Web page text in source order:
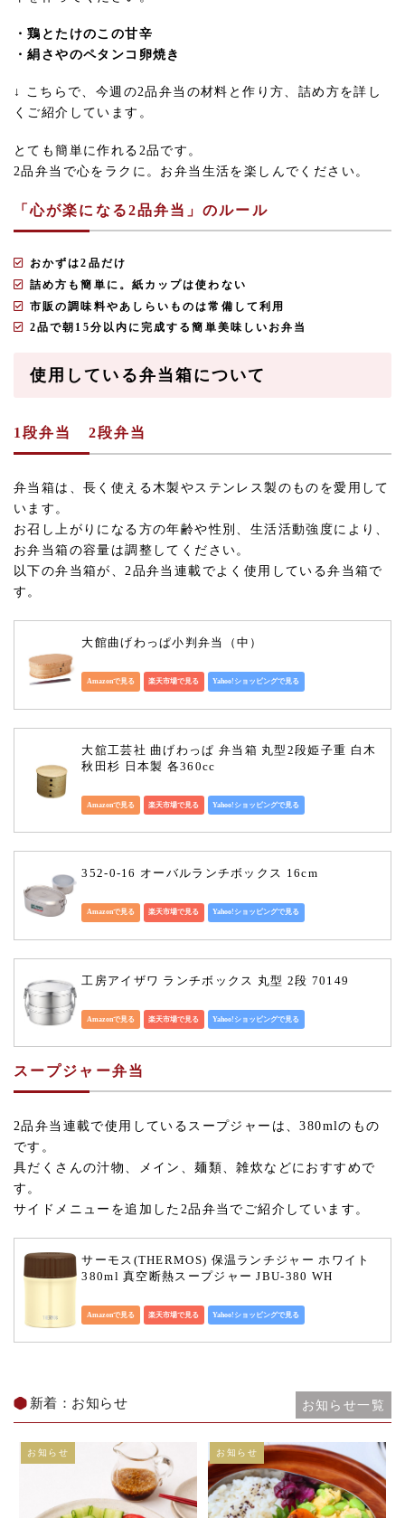
・鶏とたけのこの甘辛
・絹さやのペタンコ卵焼き
↓ こちらで、今週の2品弁当の材料と作り方、詰め方を詳し
くご紹介しています。
とても簡単に作れる2品です。
2品弁当で心をラクに。お弁当生活を楽しんでください。
「心が楽になる2品弁当」のルール
おかずは2品だけ
詰め方も簡単に。紙カップは使わない
市販の調味料やあしらいものは常備して利用
2品で朝15分以内に完成する簡単美味しいお弁当
使用している弁当箱について
1段弁当 2段弁当
弁当箱は、長く使える木製やステンレス製のものを愛用して
います。
お召し上がりになる方の年齢や性別、生活活動強度により、
お弁当箱の容量は調整してください。
以下の弁当箱が、2品弁当連載でよく使用している弁当箱で
す。
大館曲げわっぱ小判弁当（中）
Amazonで見る 楽天市場で見る Yahoo!ショッピングで見る
大舘工芸社 曲げわっぱ 弁当箱 丸型2段姫子重 白木
秋田杉 日本製 各360cc
Amazonで見る 楽天市場で見る Yahoo!ショッピングで見る
352-0-16 オーバルランチボックス 16cm
Amazonで見る 楽天市場で見る Yahoo!ショッピングで見る
工房アイザワ ランチボックス 丸型 2段 70149
Amazonで見る 楽天市場で見る Yahoo!ショッピングで見る
スープジャー弁当
2品弁当連載で使用しているスープジャーは、380mlのもの
です。
具だくさんの汁物、メイン、麺類、雑炊などにおすすめで
す。
サイドメニューを追加した2品弁当でご紹介しています。
サーモス(THERMOS) 保温ランチジャー ホワイト
380ml 真空断熱スープジャー JBU-380 WH
Amazonで見る 楽天市場で見る Yahoo!ショッピングで見る
新着：お知らせ お知らせ一覧
お知らせ お知らせ